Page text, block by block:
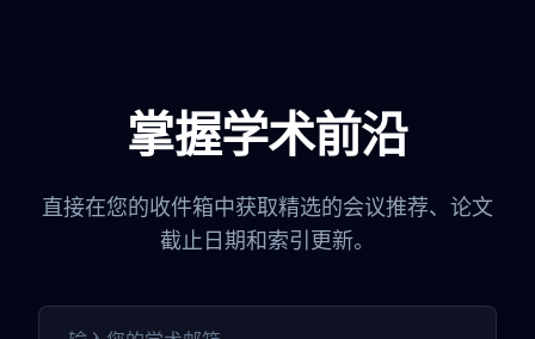
掌握学术前沿
直接在您的收件箱中获取精选的会议推荐、论文
截止日期和索引更新。